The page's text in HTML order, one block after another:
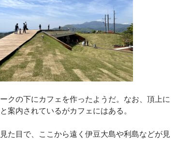
クの下にカフェを作ったようだ。なお、頂上に
案内されているがカフェにはある。
た目で、ここから遠く伊豆大島や利島などが見